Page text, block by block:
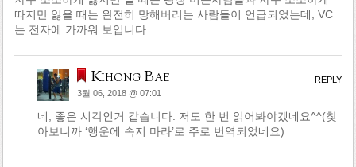
따지만 잃을 때는 완전히 망해버리는 사람들이 언급되었는데, VC
는 전자에 가까워 보입니다.
Kihong Bae
3월 06, 2018 @ 07:01
네, 좋은 시각인거 같습니다. 저도 한 번 읽어봐야겠네요^^(찾
아보니까 ‘행운에 속지 마라’로 주로 번역되었네요)
REPLY